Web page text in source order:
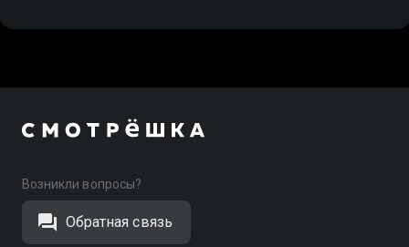
Возникли вопросы?
Обратная связь